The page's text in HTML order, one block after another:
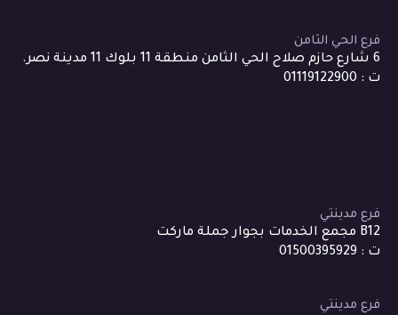
فرع الحي الثامن
6 شارع حازم صلاح الحي الثامن منطقة 11 بلوك 11 مدينة نصر.
ت : 01119122900
فرع مدينتي
B12 مجمع الخدمات بجوار جملة ماركت
ت : 01500395929
فرع مدينتي